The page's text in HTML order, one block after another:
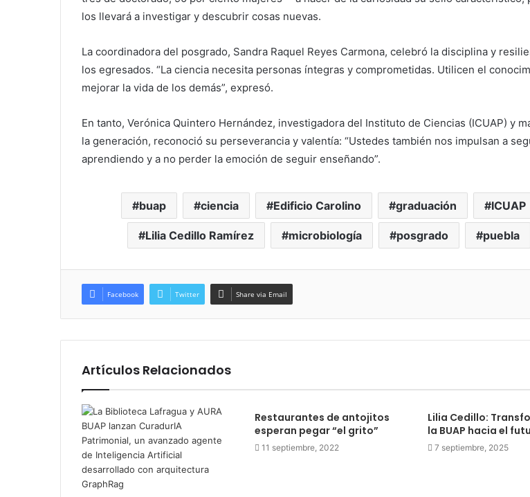
los llevará a investigar y descubrir cosas nuevas.
La coordinadora del posgrado, Sandra Raquel Reyes Carmona, celebró la disciplina y
los egresados. “La ciencia necesita personas íntegras y comprometidas. Utilicen el
mejorar la vida de los demás”, expresó.
En tanto, Verónica Quintero Hernández, investigadora del Instituto de Ciencias (ICUAP) y
la generación, reconoció su perseverancia y valentía: “Ustedes también nos impulsan a
aprendiendo y a no perder la emoción de seguir enseñando”.
buap ciencia Edificio Carolino graduación ICUAP
Lilia Cedillo Ramírez microbiología posgrado puebla
Facebook Twitter Share via Email
Artículos Relacionados
Restaurantes de antojitos
esperan pegar “el grito”
11 septiembre, 2022
Lilia Cedillo:
la BUAP hacia el
7 septiembre, 2025